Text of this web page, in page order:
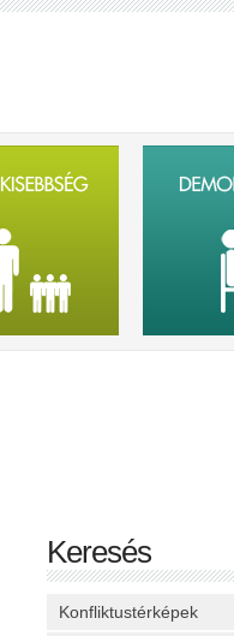
Keresés
Konfliktustérképek